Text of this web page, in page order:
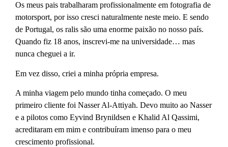
Os meus pais trabalharam profissionalmente em fotografia de
motorsport, por isso cresci naturalmente neste meio. E sendo
de Portugal, os ralis são uma enorme paixão no nosso país.
Quando fiz 18 anos, inscrevi-me na universidade… mas
nunca cheguei a ir.
Em vez disso, criei a minha própria empresa.
A minha viagem pelo mundo tinha começado. O meu
primeiro cliente foi Nasser Al-Attiyah. Devo muito ao Nasser
e a pilotos como Eyvind Brynildsen e Khalid Al Qassimi,
acreditaram em mim e contribuíram imenso para o meu
crescimento profissional.